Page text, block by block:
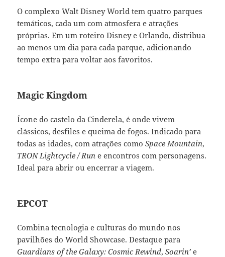
O complexo Walt Disney World tem quatro parques
temáticos, cada um com atmosfera e atrações
próprias. Em um roteiro Disney e Orlando, distribua
ao menos um dia para cada parque, adicionando
tempo extra para voltar aos favoritos.
Magic Kingdom
Ícone do castelo da Cinderela, é onde vivem
clássicos, desfiles e queima de fogos. Indicado para
todas as idades, com atrações comoSpace Mountain,
TRON Lightcycle / Run e encontros com personagens.
Ideal para abrir ou encerrar a viagem.
EPCOT
Combina tecnologia e culturas do mundo nos
pavilhões do World Showcase. Destaque para
Guardians of the Galaxy: Cosmic Rewind,Soarin’ e